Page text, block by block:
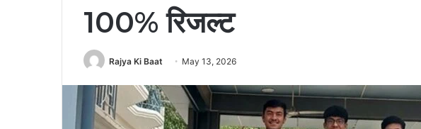
100% रिजल्ट
Rajya Ki Baat May 13, 2026